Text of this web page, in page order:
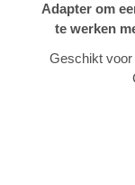
Adapter om
te werken
Geschikt voor